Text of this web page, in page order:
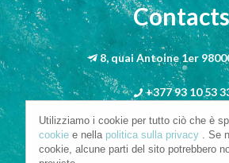
Contacts
8, quai Antoine 1er
+377 93 10 53
info@riva-
Utilizziamo i cookie per tutto ciò che è
cookie e nella politica sulla privacy . Se
cookie, alcune parti del sito potrebbero